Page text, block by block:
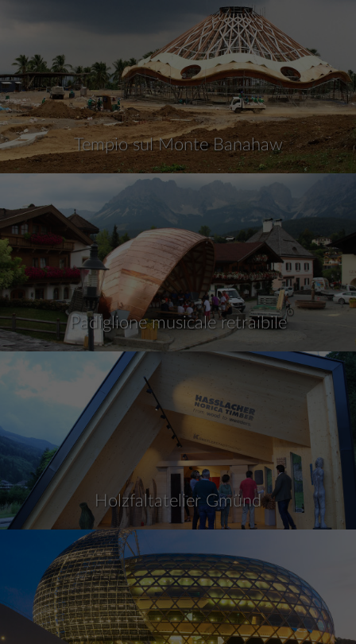
Tempio sul Monte Banahaw
Padiglione musicale retraibile
Holzfaltatelier Gmünd